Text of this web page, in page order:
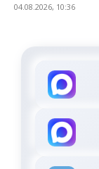
04.08.2026, 10:36